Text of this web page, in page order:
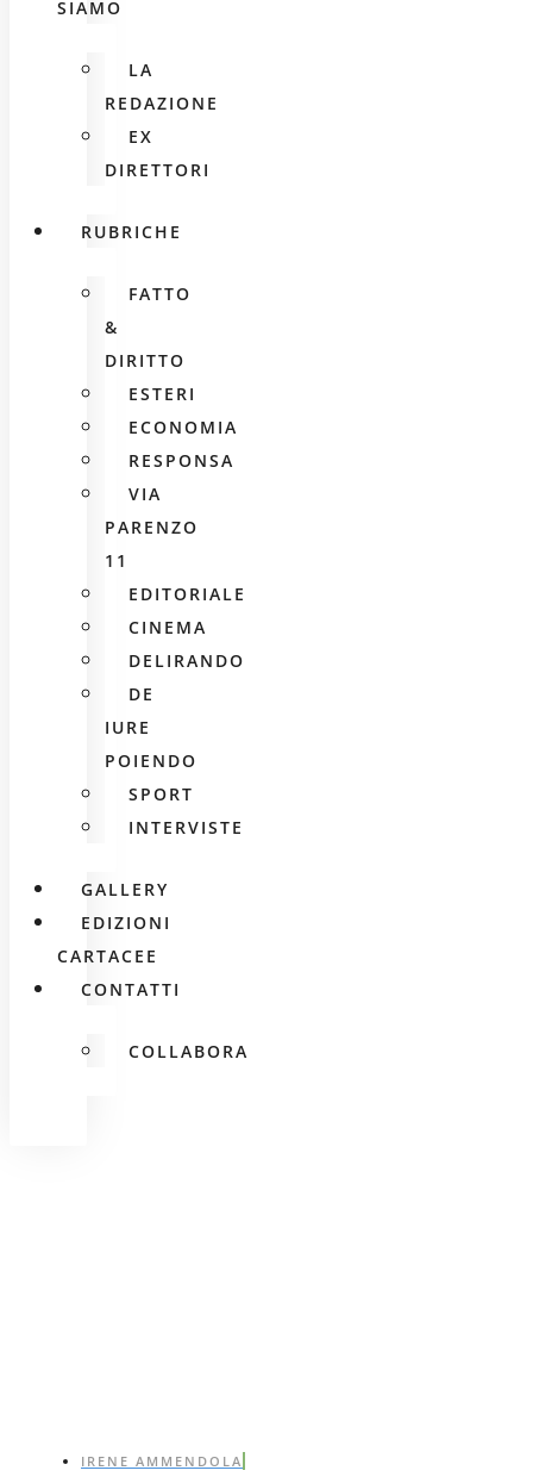
SIAMO
LA
REDAZIONE
EX
DIRETTORI
RUBRICHE
FATTO
&
DIRITTO
ESTERI
ECONOMIA
RESPONSA
VIA
PARENZO
11
EDITORIALE
CINEMA
DELIRANDO
DE
IURE
POIENDO
SPORT
INTERVISTE
GALLERY
EDIZIONI
CARTACEE
CONTATTI
COLLABORA
IRENE AMMENDOLA